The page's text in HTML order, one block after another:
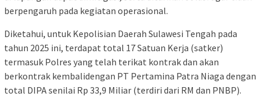
berpengaruh pada kegiatan operasional.
Diketahui, untuk Kepolisian Daerah Sulawesi Tengah pada
tahun 2025 ini, terdapat total 17 Satuan Kerja (satker)
termasuk Polres yang telah terikat kontrak dan akan
berkontrak kembalidengan PT Pertamina Patra Niaga dengan
total DIPA senilai Rp 33,9 Miliar (terdiri dari RM dan PNBP).